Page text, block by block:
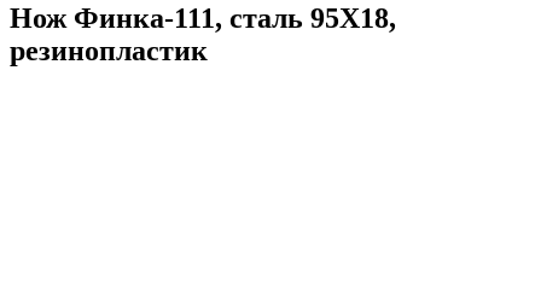
Нож Финка-111, сталь 95Х18,
резинопластик